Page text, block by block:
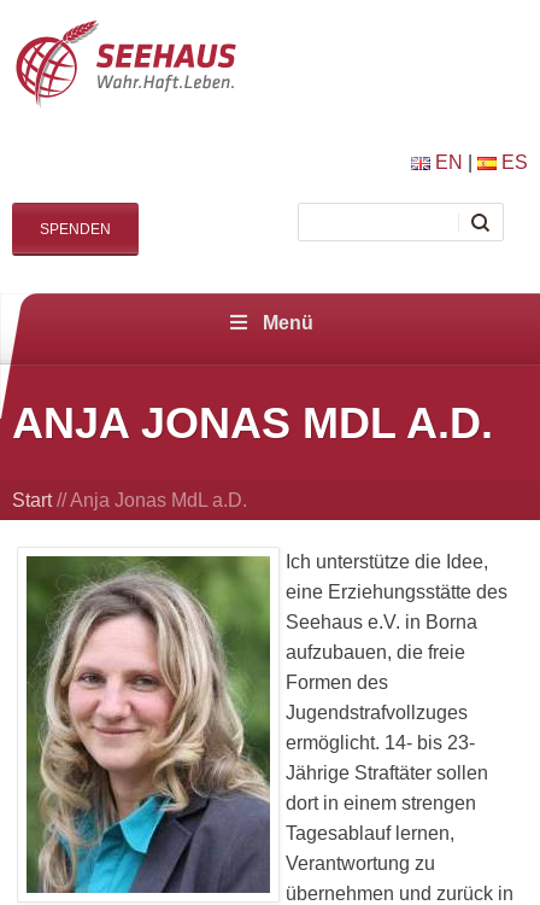
EN ES
SPENDEN
Menü
ANJA JONAS MDL A.D.
Start//Anja Jonas MdL a.D.
Ich unterstütze die Idee,
eine Erziehungsstätte des
Seehaus e.V. in Borna
aufzubauen, die freie
Formen des
Jugendstrafvollzuges
ermöglicht. 14- bis 23-
Jährige Straftäter sollen
dort in einem strengen
Tagesablauf lernen,
Verantwortung zu
übernehmen und zurück in